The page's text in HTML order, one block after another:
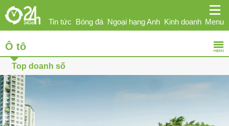
Menu
Tin tức Bóng đá Ngoại hạng Anh Kinh doanh
Ô tô
Top doanh số